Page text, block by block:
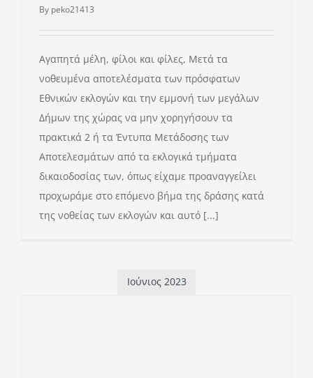
By peko21413
Αγαπητά μέλη, φίλοι και φίλες, Μετά τα
νοθευμένα αποτελέσματα των πρόσφατων
Εθνικών εκλογών και την εμμονή των μεγάλων
Δήμων της χώρας να μην χορηγήσουν τα
πρακτικά 2 ή τα Έντυπα Μετάδοσης των
Αποτελεσμάτων από τα εκλογικά τμήματα
δικαιοδοσίας των, όπως είχαμε προαναγγείλει
προχωράμε στο επόμενο βήμα της δράσης κατά
της νοθείας των εκλογών και αυτό [...]
Ιούνιος 2023